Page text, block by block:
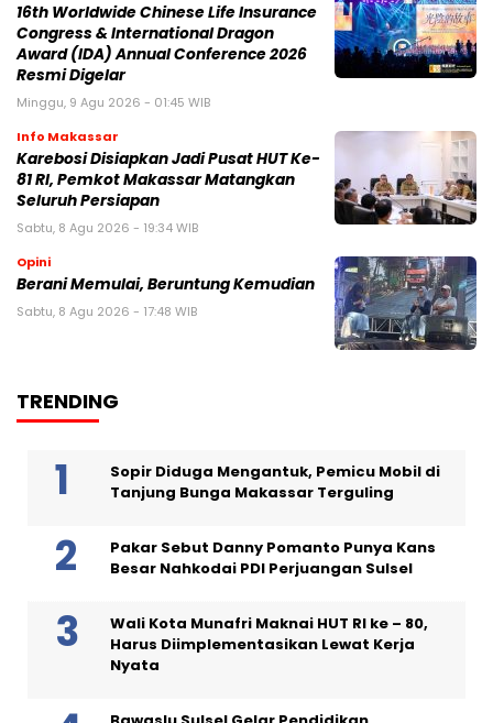
16th Worldwide Chinese Life Insurance
Congress & International Dragon
Award (IDA) Annual Conference 2026
Resmi Digelar
Minggu, 9 Agu 2026 - 01:45 WIB
Info Makassar
Karebosi Disiapkan Jadi Pusat HUT Ke-
81 RI, Pemkot Makassar Matangkan
Seluruh Persiapan
Sabtu, 8 Agu 2026 - 19:34 WIB
Opini
Berani Memulai, Beruntung Kemudian
Sabtu, 8 Agu 2026 - 17:48 WIB
TRENDING
Sopir Diduga Mengantuk, Pemicu Mobil di
Tanjung Bunga Makassar Terguling
Pakar Sebut Danny Pomanto Punya Kans
Besar Nahkodai PDI Perjuangan Sulsel
Wali Kota Munafri Maknai HUT RI ke – 80,
Harus Diimplementasikan Lewat Kerja
Nyata